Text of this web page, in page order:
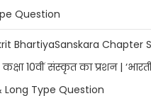
Question
BhartiyaSanskara Chapter
10वीं संस्कृत का प्रशन |
Type Question